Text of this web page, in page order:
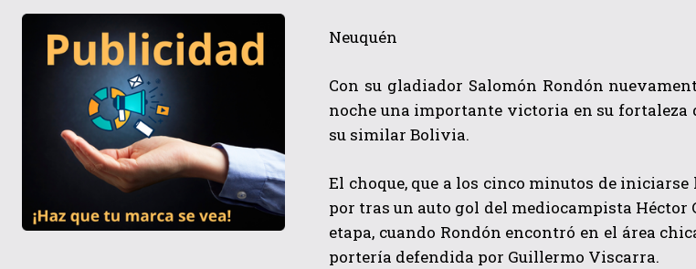
Neuquén
Con su gladiador Salomón Rondón
noche una importante victoria en su
su similar Bolivia.
El choque, que a los cinco minutos de
por tras un auto gol del mediocampista
etapa, cuando Rondón encontró en el área
portería defendida por Guillermo Viscarra.